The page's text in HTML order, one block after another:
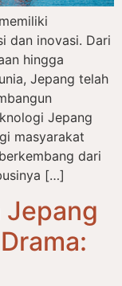
dan inovasi. Dari
hingga
Jepang telah
Jepang
masyarakat
dari
[…]
Jepang